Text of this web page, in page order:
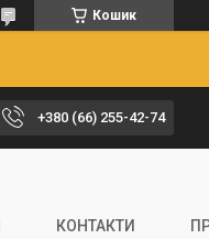
Кошик
+380 (66) 255-42-74
КОНТАКТИ